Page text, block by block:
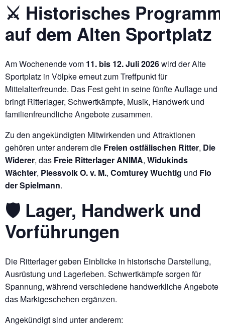
⚔️ Historisches Programm
auf dem Alten Sportplatz
Am Wochenende vom 11. bis 12. Juli 2026wird der Alte
Sportplatz in Völpke erneut zum Treffpunkt für
Mittelalterfreunde. Das Fest geht in seine fünfte Auflage und
bringt Ritterlager, Schwertkämpfe, Musik, Handwerk und
familienfreundliche Angebote zusammen.
Zu den angekündigten Mitwirkenden und Attraktionen
gehören unter anderem die Freien ostfälischen Ritter, Die
Widerer, das Freie Ritterlager ANIMA, Widukinds
Wächter, Plessvolk O. v. M., Comturey Wuchtig und Flo
der Spielmann.
🛡 Lager, Handwerk und
Vorführungen
Die Ritterlager geben Einblicke in historische Darstellung,
Ausrüstung und Lagerleben. Schwertkämpfe sorgen für
Spannung, während verschiedene handwerkliche Angebote
das Marktgeschehen ergänzen.
Angekündigt sind unter anderem: